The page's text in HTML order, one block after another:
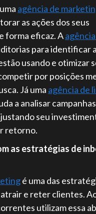
agência de
as ações dos seus
forma eficaz. A
para identificar
usando e otimizar
por posições
Já uma agência de
a analisar
seu
retorno.
as estratégias de
é uma das
e reter clientes.
utilizam essa